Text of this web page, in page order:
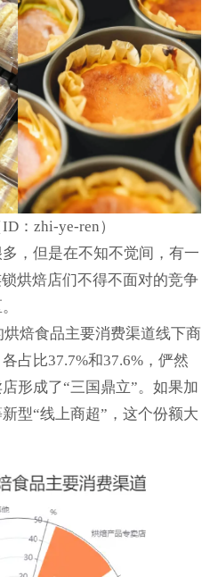
：zhi-ye-ren）
，但是在不知不觉间，有一
烘焙店们不得不面对的竞争
焙食品主要消费渠道线下商
占比37.7%和37.6%，俨然
形成了“三国鼎立”。如果加
型“线上商超”，这个份额大